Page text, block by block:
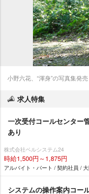
小野六花、“渾身”の写真集発売
求人特集
一次受付コールセンター
あり
株式会社ベルシステム24
時給1,500円～1,875円
アルバイト・パート / 契約社員 /
システムの操作案内コー